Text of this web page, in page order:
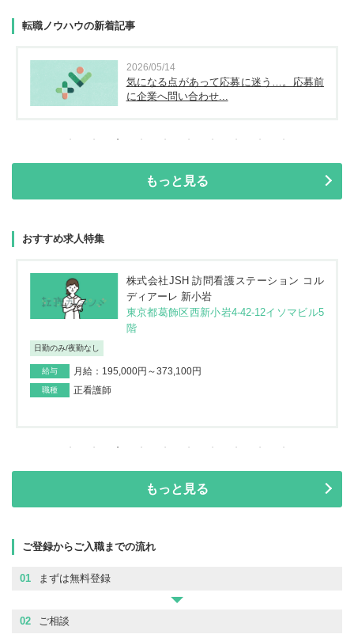
転職ノウハウの新着記事
2026/05/14
気になる点があって応募に迷う…。応募前
に企業へ問い合わせ...
もっと見る
おすすめ求人特集
株式会社JSH 訪問看護ステーション コル
ディアーレ 新小岩
東京都葛飾区西新小岩4-42-12イソマビル5
階
日勤のみ/夜勤なし
給与 月給：195,000円～373,100円
職種 正看護師
もっと見る
ご登録からご入職までの流れ
01 まずは無料登録
02 ご相談